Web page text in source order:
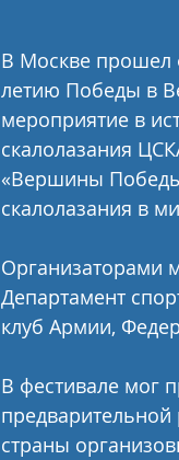
В Москве прошел
летию Победы в
мероприятие в
скалолазания
«Вершины
скалолазания в
Организаторами
Департамент
клуб Армии,
В фестивале мог
страны